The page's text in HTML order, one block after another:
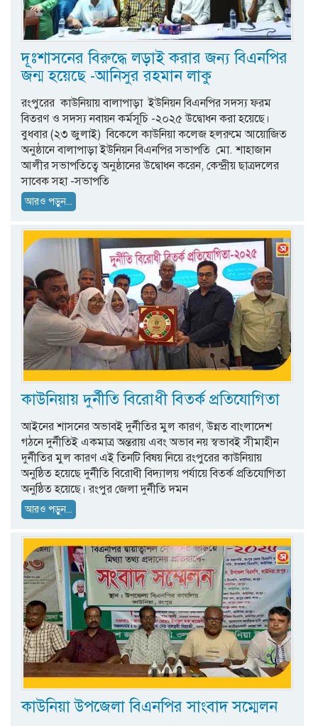
দূঃশাসনের বিরুদ্ধে লড়াই করার জন্য বিএনপির
জন্ম হয়েছে -আনিসুর রহমান লাকু
রংপুরের কাউনিয়ায় বালাপাড়া ইউনিয়ন বিএনপির সদস্য ফরম
বিতরণ ও সদস্য নবায়ন কর্মসূচি -২০২৫ উদ্বোধন করা হয়েছে।
বুধবার (২৩ জুলাই) বিকেলে কাউনিয়া কলেজ হলরুমে আয়োজিত
অনুষ্ঠানে বালাপাড়া ইউনিয়ন বিএনপির সভাপতি মো. শাহাজান
আলীর সভাপতিত্বে অনুষ্ঠানের উদ্বোধন করেন, কেন্দ্রীয় ছাত্রদলের
সাবেক সহা -সভাপতি
আরও পড়ুন...
কাউনিয়ায় দুর্নীতি বিরোধী বিতর্ক প্রতিযোগিতা
আইনের শাসনের অভাবই দুর্নীতির মুল কারণ, উন্নত বাংলাদেশ
গঠনে দুর্নীতিই একমাত্র অন্তরায় এবং অভাব নয় স্বভাবই সীমাহীন
দুর্নীতির মুল কারণ এই তিনটি বিষয় নিয়ে রংপুরের কাউনিয়ায়
অনুষ্ঠিত হয়েছে দুর্নীতি বিরোধী বিদ্যালয় পর্যায়ে বিতর্ক প্রতিযোগিতা
অনুষ্ঠিত হয়েছে। রংপুর জেলা দুর্নীতি দমন
আরও পড়ুন...
কাউনিয়া উপজেলা বিএনপির সাংবাদ সম্মেলন